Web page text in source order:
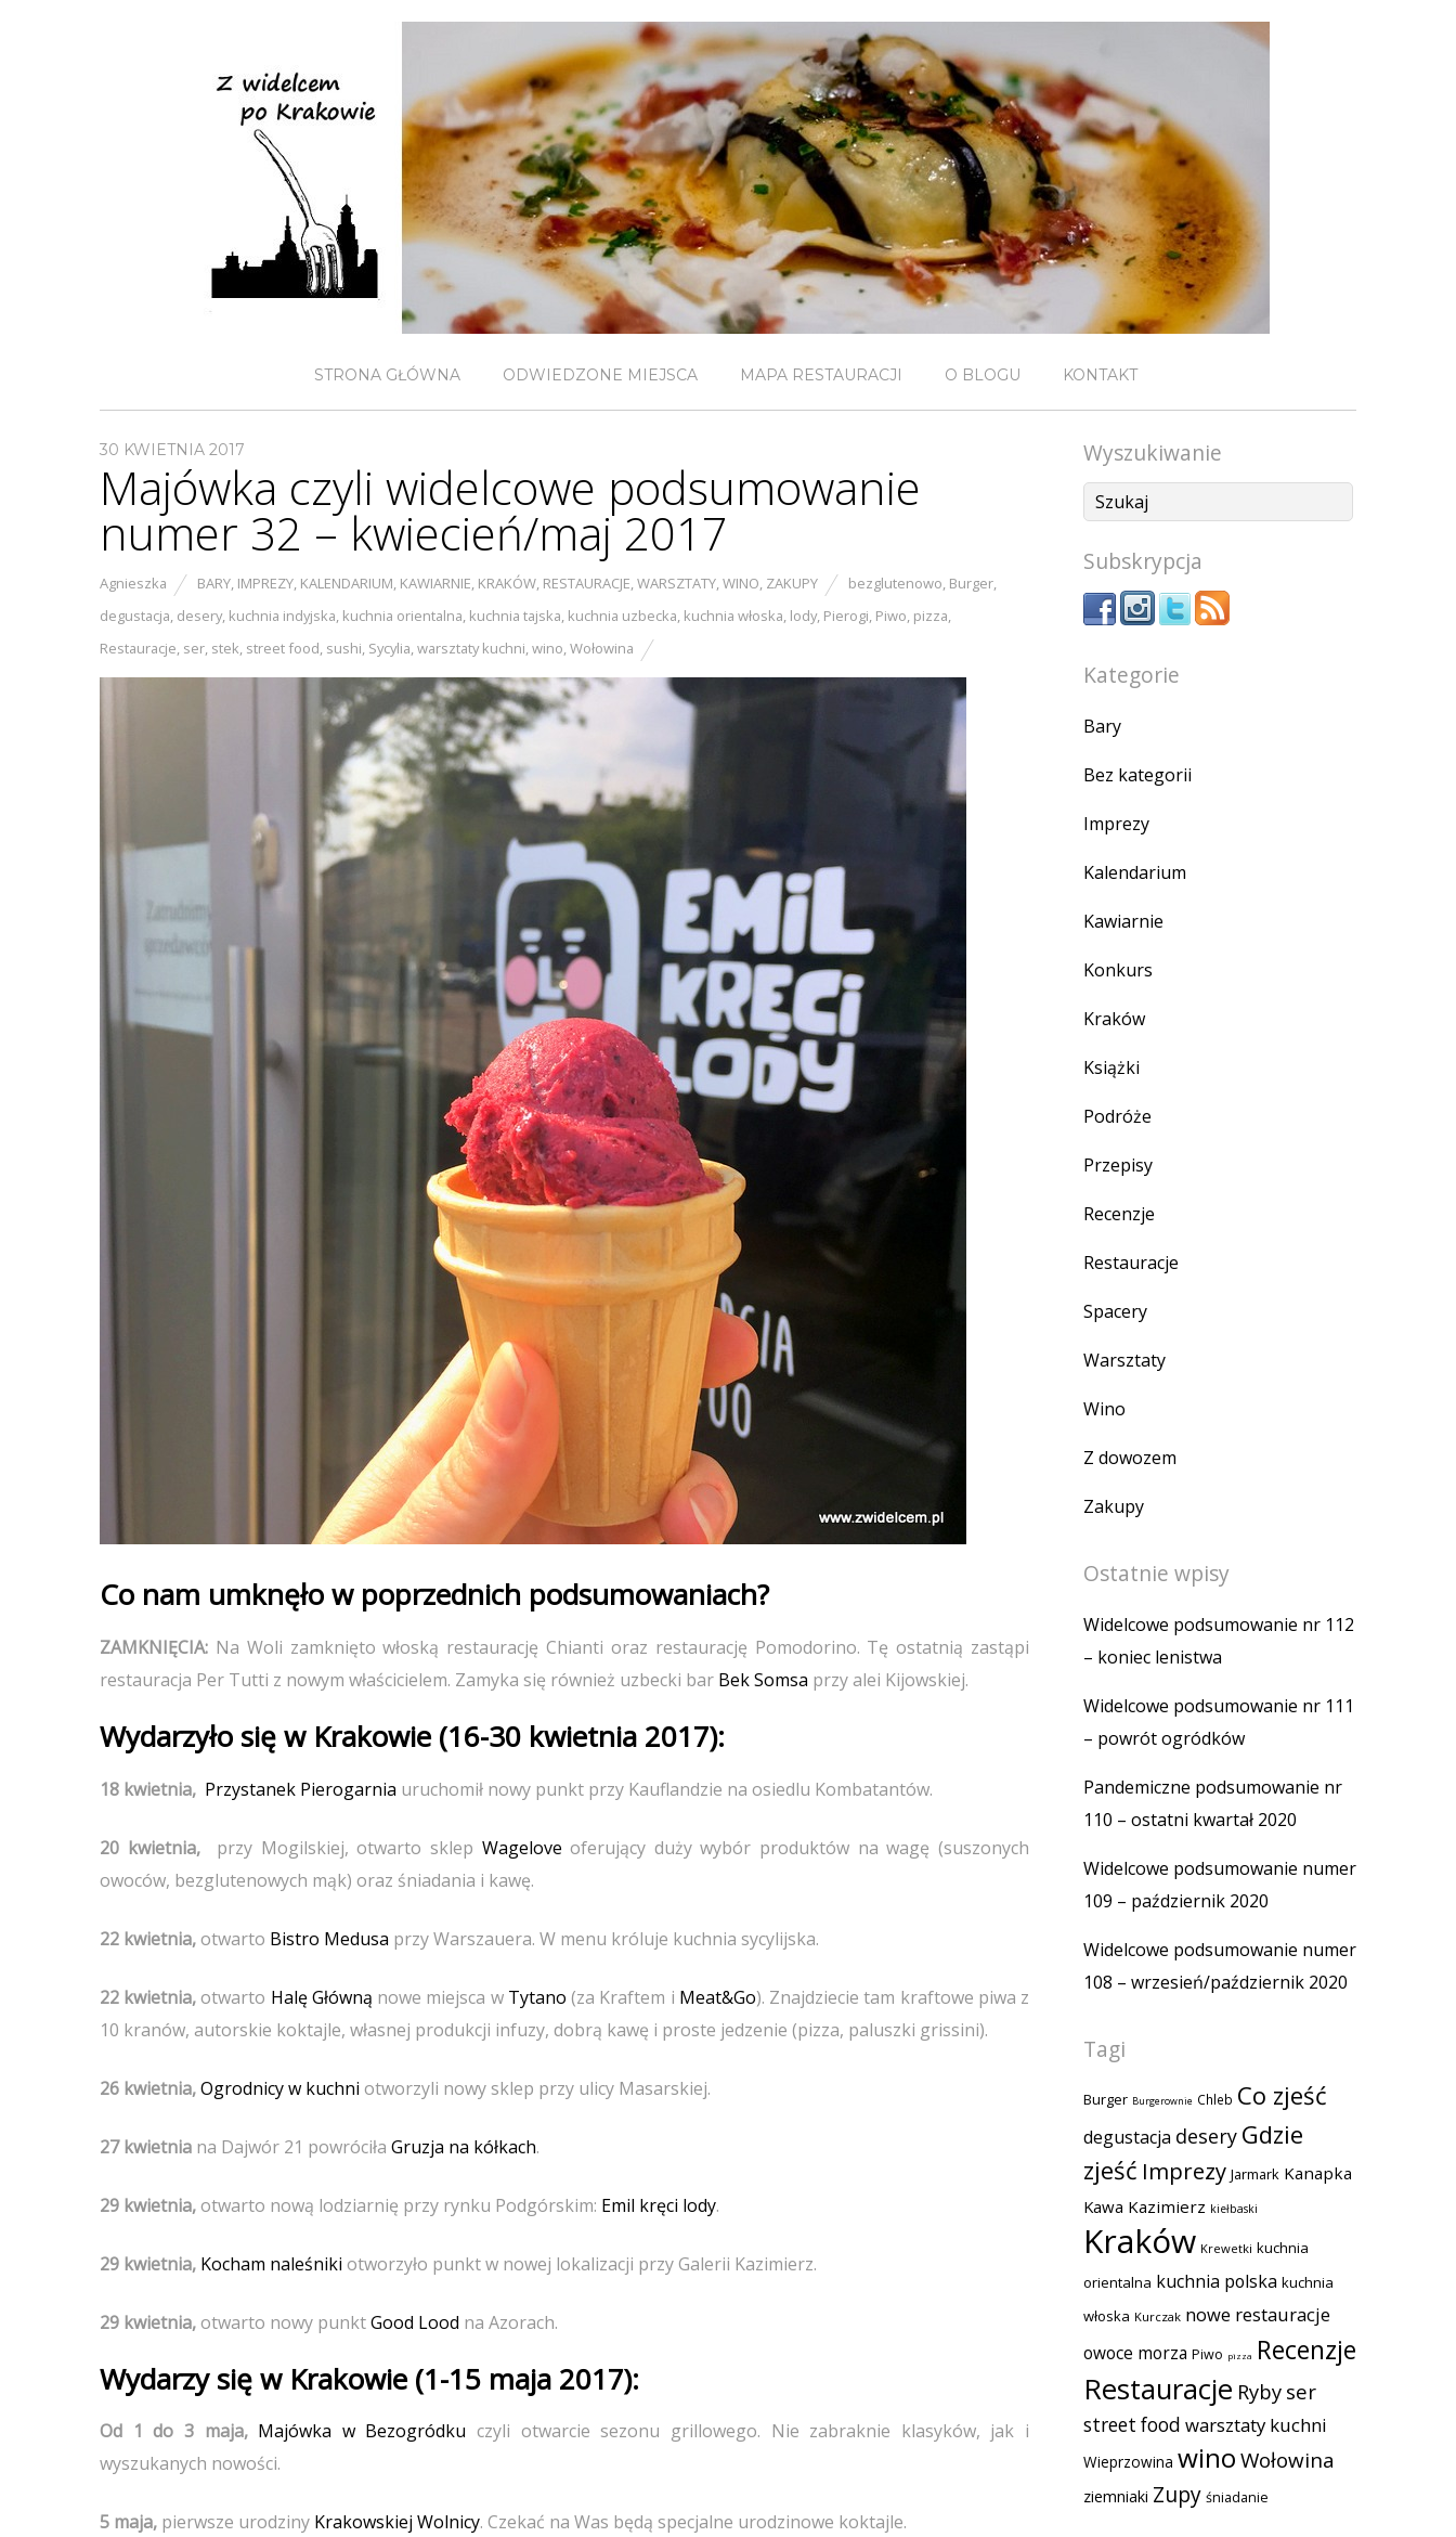
STRONA GŁÓWNA ODWIEDZONE MIEJSCA MAPA RESTAURACJI O BLOGU KONTAKT
30 KWIETNIA 2017
Majówka czyli widelcowe podsumowanie
numer 32 – kwiecień/maj 2017
Agnieszka BARY, IMPREZY, KALENDARIUM, KAWIARNIE, KRAKÓW, RESTAURACJE,WARSZTATY,WINO, ZAKUPY bezglutenowo, Burger,
degustacja, desery, kuchnia indyjska, kuchnia orientalna, kuchnia tajska, kuchnia uzbecka, kuchnia włoska, lody, Pierogi, Piwo, pizza,
Restauracje, ser, stek, street food, sushi, Sycylia,warsztaty kuchni,wino,Wołowina
Co nam umknęło w poprzednich podsumowaniach?
ZAMKNIĘCIA: Na Woli zamknięto włoską restaurację Chianti oraz restaurację Pomodorino. Tę ostatnią zastąpi
restauracja Per Tutti z nowym właścicielem. Zamyka się również uzbecki bar Bek Somsa przy alei Kijowskiej.
Wydarzyło się w Krakowie (16-30 kwietnia 2017):
18 kwietnia, Przystanek Pierogarnia uruchomił nowy punkt przy Kauflandzie na osiedlu Kombatantów.
20 kwietnia, przy Mogilskiej, otwarto sklep Wageloveoferujący duży wybór produktów na wagę (suszonych
owoców, bezglutenowych mąk) oraz śniadania i kawę.
22 kwietnia,otwarto Bistro Medusa przy Warszauera. W menu króluje kuchnia sycylijska.
22 kwietnia,otwarto Halę Główną nowe miejsca w Tytano (za Kraftem i Meat&Go). Znajdziecie tam kraftowe piwa z
10 kranów, autorskie koktajle, własnej produkcji infuzy, dobrą kawę i proste jedzenie (pizza, paluszki grissini).
26 kwietnia,Ogrodnicy w kuchni otworzyli nowy sklep przy ulicy Masarskiej.
27 kwietnia na Dajwór 21 powróciła Gruzja na kółkach.
29 kwietnia,otwarto nową lodziarnię przy rynku Podgórskim: Emil kręci lody.
29 kwietnia, Kocham naleśniki otworzyło punkt w nowej lokalizacji przy Galerii Kazimierz.
29 kwietnia,otwarto nowy punktGood Lood na Azorach.
Wydarzy się w Krakowie (1-15 maja 2017):
Od 1 do 3 maja, Majówka w Bezogródku czyli otwarcie sezonu grillowego. Nie zabraknie klasyków, jak i
wyszukanych nowości.
5 maja, pierwsze urodziny Krakowskiej Wolnicy. Czekać na Was będą specjalne urodzinowe koktajle.
Wyszukiwanie
Subskrypcja
Kategorie
Bary
Bez kategorii
Imprezy
Kalendarium
Kawiarnie
Konkurs
Kraków
Książki
Podróże
Przepisy
Recenzje
Restauracje
Spacery
Warsztaty
Wino
Z dowozem
Zakupy
Ostatnie wpisy
Widelcowe podsumowanie nr 112
– koniec lenistwa
Widelcowe podsumowanie nr 111
– powrót ogródków
Pandemiczne podsumowanie nr
110 – ostatni kwartał 2020
Widelcowe podsumowanie numer
109 – październik 2020
Widelcowe podsumowanie numer
108 – wrzesień/październik 2020
Tagi
Burger Burgerownie Chleb Co zjeść
degustacja desery Gdzie
zjeść Imprezy Jarmark Kanapka
Kawa Kazimierz kiełbaski
Kraków Krewetki kuchnia
orientalna kuchnia polska kuchnia
włoska Kurczak nowe restauracje
owoce morza Piwo pizza Recenzje
Restauracje Ryby ser
street food warsztaty kuchni
Wieprzowina winoWołowina
ziemniaki Zupy śniadanie